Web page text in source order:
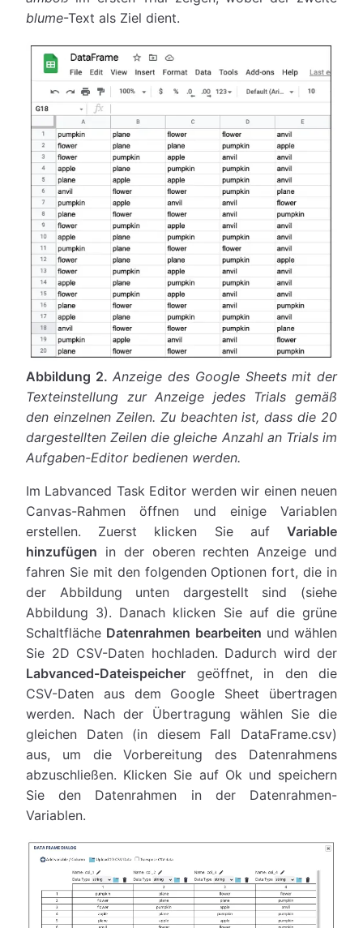
blume-Text als Ziel dient.
Abbildung 2. Anzeige des Google Sheets mit der
Texteinstellung zur Anzeige jedes Trials gemäß
den einzelnen Zeilen. Zu beachten ist, dass die 20
dargestellten Zeilen die gleiche Anzahl an Trials im
Aufgaben-Editor bedienen werden.
Im Labvanced Task Editor werden wir einen neuen
Canvas-Rahmen öffnen und einige Variablen
erstellen. Zuerst klicken Sie auf Variable
hinzufügen in der oberen rechten Anzeige und
fahren Sie mit den folgenden Optionen fort, die in
der Abbildung unten dargestellt sind (siehe
Abbildung 3). Danach klicken Sie auf die grüne
Schaltfläche Datenrahmen bearbeiten und wählen
Sie 2D CSV-Daten hochladen. Dadurch wird der
Labvanced-Dateispeicher geöffnet, in den die
CSV-Daten aus dem Google Sheet übertragen
werden. Nach der Übertragung wählen Sie die
gleichen Daten (in diesem Fall DataFrame.csv)
aus, um die Vorbereitung des Datenrahmens
abzuschließen. Klicken Sie auf Ok und speichern
Sie den Datenrahmen in der Datenrahmen-
Variablen.